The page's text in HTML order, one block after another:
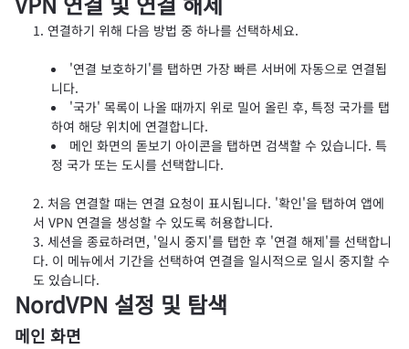
연결하기 위해 다음 방법 중 하나를 선택하세요.
'연결 보호하기'를 탭하면 가장 빠른 서버에 자동으로 연결됩
니다.
'국가' 목록이 나올 때까지 위로 밀어 올린 후, 특정 국가를 탭
하여 해당 위치에 연결합니다.
메인 화면의 돋보기 아이콘을 탭하면 검색할 수 있습니다. 특
정 국가 또는 도시를 선택합니다.
처음 연결할 때는 연결 요청이 표시됩니다. '확인'을 탭하여 앱에
서 VPN 연결을 생성할 수 있도록 허용합니다.
세션을 종료하려면, '일시 중지'를 탭한 후 '연결 해제'를 선택합니
다. 이 메뉴에서 기간을 선택하여 연결을 일시적으로 일시 중지할 수
도 있습니다.
NordVPN 설정 및 탐색
메인 화면